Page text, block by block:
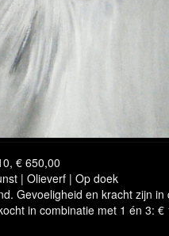
€ 650,00
| Olieverf | Op doek
Gevoeligheid en kracht zijn
in combinatie met 1 én 3: €